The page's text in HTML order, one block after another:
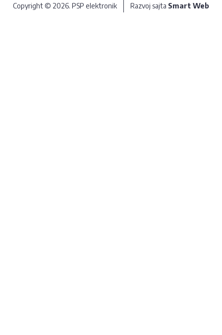
Copyright © 2026. PSP elektronik Razvoj sajta Smart Web